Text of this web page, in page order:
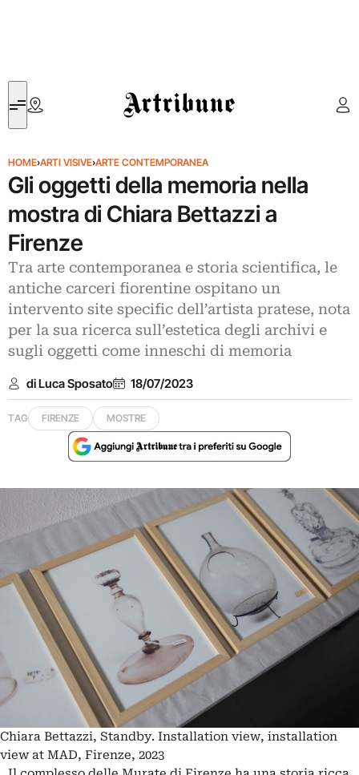
Artribune
HOME›ARTI VISIVE›ARTE CONTEMPORANEA
Gli oggetti della memoria nella
mostra di Chiara Bettazzi a
Firenze
Tra arte contemporanea e storia scientifica, le
antiche carceri fiorentine ospitano un
intervento site specific dell’artista pratese, nota
per la sua ricerca sull’estetica degli archivi e
sugli oggetti come inneschi di memoria
di Luca Sposato 18/07/2023
TAG FIRENZE MOSTRE
Chiara Bettazzi, Standby. Installation view, installation
view at MAD, Firenze, 2023